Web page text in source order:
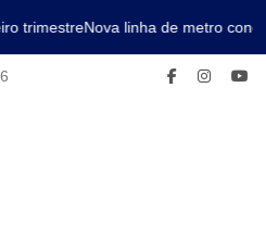
trimestreNova linha de metro